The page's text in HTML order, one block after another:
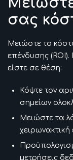
σας
Μειώστε το
επένδυσης
είστε σε θέση:
Κόψτε τον
σημείων
Μειώστε τα
μετρήσεις